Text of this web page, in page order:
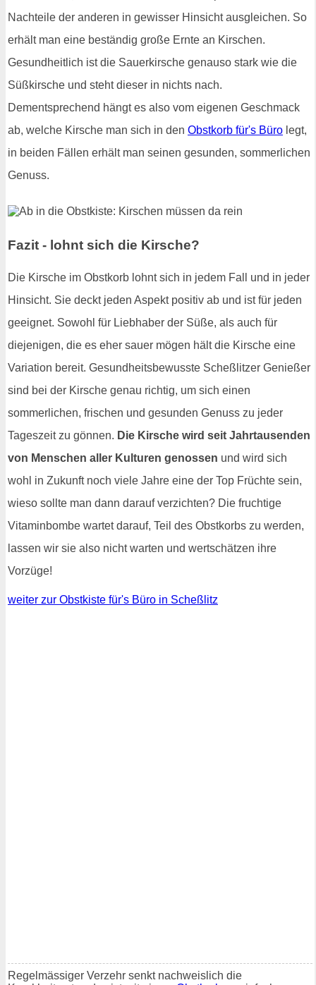
Nachteile der anderen in gewisser Hinsicht ausgleichen. So
erhält man eine beständig große Ernte an Kirschen.
Gesundheitlich ist die Sauerkirsche genauso stark wie die
Süßkirsche und steht dieser in nichts nach.
Dementsprechend hängt es also vom eigenen Geschmack
ab, welche Kirsche man sich in den Obstkorb für's Büro legt,
in beiden Fällen erhält man seinen gesunden, sommerlichen
Genuss.
Fazit - lohnt sich die Kirsche?
Die Kirsche im Obstkorb lohnt sich in jedem Fall und in jeder
Hinsicht. Sie deckt jeden Aspekt positiv ab und ist für jeden
geeignet. Sowohl für Liebhaber der Süße, als auch für
diejenigen, die es eher sauer mögen hält die Kirsche eine
Variation bereit. Gesundheitsbewusste Scheßlitzer Genießer
sind bei der Kirsche genau richtig, um sich einen
sommerlichen, frischen und gesunden Genuss zu jeder
Tageszeit zu gönnen. Die Kirsche wird seit Jahrtausenden
von Menschen aller Kulturen genossen und wird sich
wohl in Zukunft noch viele Jahre eine der Top Früchte sein,
wieso sollte man dann darauf verzichten? Die fruchtige
Vitaminbombe wartet darauf, Teil des Obstkorbs zu werden,
lassen wir sie also nicht warten und wertschätzen ihre
Vorzüge!
weiter zur Obstkiste für's Büro in Scheßlitz
Regelmässiger Verzehr senkt nachweislich die